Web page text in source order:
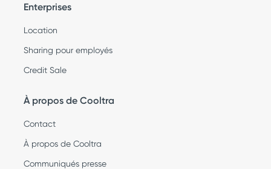
Enterprises
Location
Sharing pour employés
Credit Sale
À propos de Cooltra
Contact
À propos de Cooltra
Communiqués presse